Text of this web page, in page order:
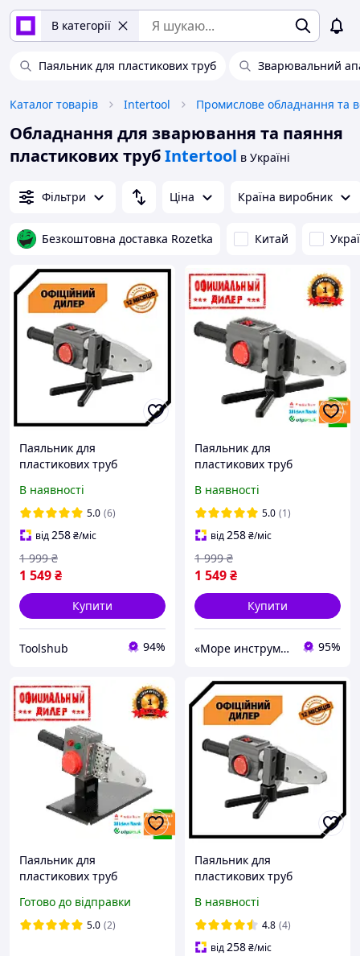
В категорії
Паяльник для пластикових труб Зварювальний
Каталог товарів Intertool
Обладнання для зварювання та паяння
пластикових трубIntertool в Україні
Фільтри Ціна Країна виробник
Безкоштовна доставка Rozetka Китай
Паяльник для
пластикових труб
насадки 20, 25, 32, 40, 50,
63 мм, Intertool TSH RT-
2112
В наявності
5.0 (6)
від258₴/міс
1 549₴
1 999 ₴
Купити
Toolshub 94%
Паяльник для
пластикових труб
В наявності
5.0 (1)
від258₴/міс
1 549₴
1 999 ₴
Купити
«Море инструментов» 95%
Паяльник для
пластикових труб
Готово до відправки
5.0 (2)
Паяльник для
пластикових труб
насадки 20, 25, 32, 40, 50,
63 мм, Intertool PAK RT-
2112
В наявності
4.8 (4)
від258₴/міс